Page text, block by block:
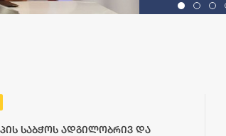
საბჭოს ადგილობრივ და